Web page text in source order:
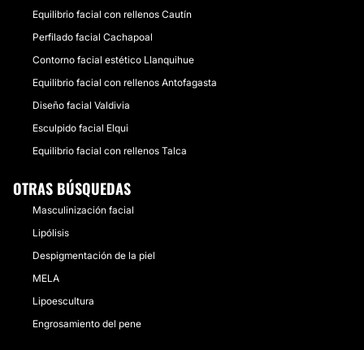
Equilibrio facial con rellenos Cautín
Perfilado facial Cachapoal
Contorno facial estético Llanquihue
Equilibrio facial con rellenos Antofagasta
Diseño facial Valdivia
Esculpido facial Elqui
Equilibrio facial con rellenos Talca
OTRAS BÚSQUEDAS
Masculinización facial
Lipólisis
Despigmentación de la piel
MELA
Lipoescultura
Engrosamiento del pene